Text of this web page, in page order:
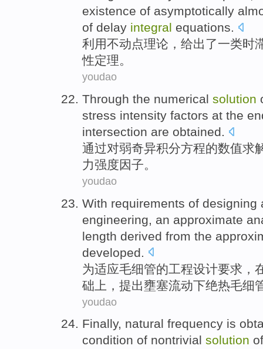
existence of asymptotically
of delay integral equations.
利用不动点理论 ， 给出了一类时
性定理。
youdao
Through the numerical solution
stress intensity factors at the
intersection are obtained.
通过对弱奇异积分方程的数值求
力强度因子。
youdao
With requirements of designing
engineering , an approximate
length derived from the
developed.
为适应毛细管的工程设计要求 ，
础上，提出壅塞流动下绝热毛细
youdao
Finally, natural frequency is
condition of nontrivial solution of